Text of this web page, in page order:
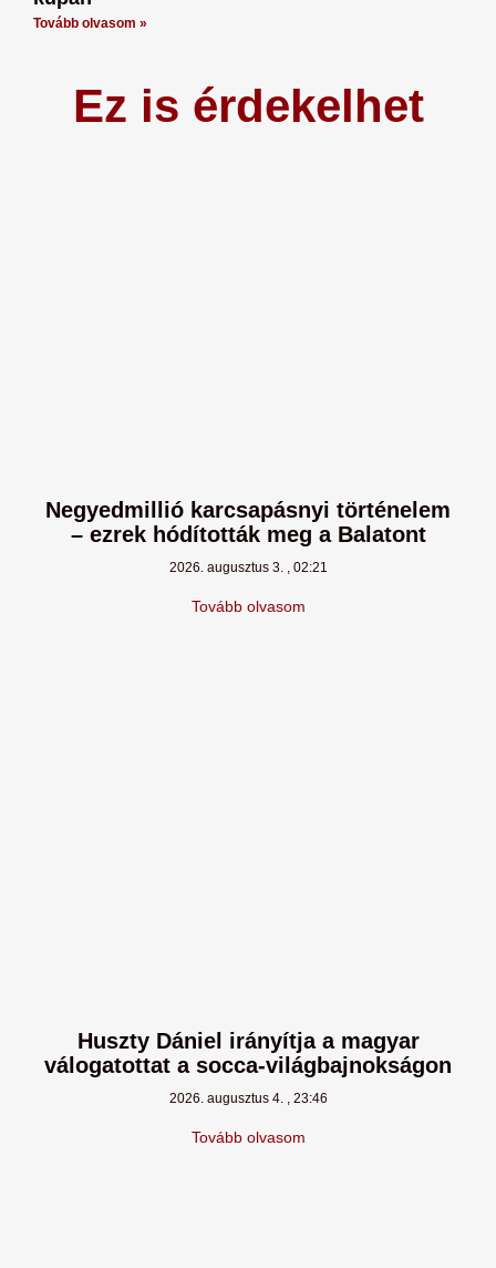
Tovább olvasom »
Ez is érdekelhet
Negyedmillió karcsapásnyi történelem
– ezrek hódították meg a Balatont
2026. augusztus 3. 02:21
Tovább olvasom
Huszty Dániel irányítja a magyar
válogatottat a socca-világbajnokságon
2026. augusztus 4. 23:46
Tovább olvasom